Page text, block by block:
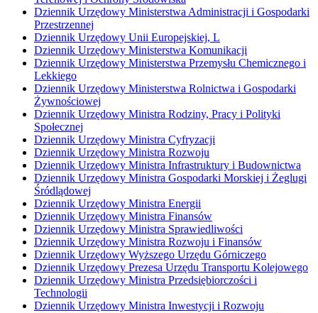
Dziennik Urzędowy Ministerstwa Administracji i Gospodarki
Przestrzennej
Dziennik Urzędowy Unii Europejskiej, L
Dziennik Urzędowy Ministerstwa Komunikacji
Dziennik Urzędowy Ministerstwa Przemysłu Chemicznego i
Lekkiego
Dziennik Urzędowy Ministerstwa Rolnictwa i Gospodarki
Żywnościowej
Dziennik Urzędowy Ministra Rodziny, Pracy i Polityki
Społecznej
Dziennik Urzędowy Ministra Cyfryzacji
Dziennik Urzędowy Ministra Rozwoju
Dziennik Urzędowy Ministra Infrastruktury i Budownictwa
Dziennik Urzędowy Ministra Gospodarki Morskiej i Żeglugi
Śródlądowej
Dziennik Urzędowy Ministra Energii
Dziennik Urzędowy Ministra Finansów
Dziennik Urzędowy Ministra Sprawiedliwości
Dziennik Urzędowy Ministra Rozwoju i Finansów
Dziennik Urzędowy Wyższego Urzędu Górniczego
Dziennik Urzędowy Prezesa Urzędu Transportu Kolejowego
Dziennik Urzędowy Ministra Przedsiębiorczości i
Technologii
Dziennik Urzędowy Ministra Inwestycji i Rozwoju